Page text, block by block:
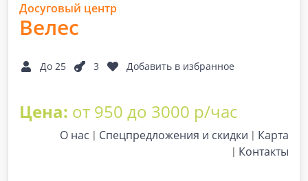
Досуговый центр
Велес
До 25 3 Добавить в избранное
Цена: от 950 до 3000 р/час
О нас Спецпредложения и скидки
Карта
Контакты